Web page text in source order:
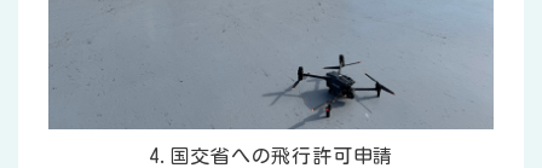
4.国交省への飛行許可申請